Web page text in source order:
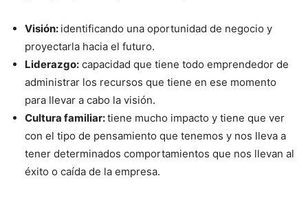
Visión: identificando una oportunidad de negocio y
proyectarla hacia el futuro.
Liderazgo: capacidad que tiene todo emprendedor de
administrar los recursos que tiene en ese momento
para llevar a cabo la visión.
Cultura familiar:tiene mucho impacto y tiene que ver
con el tipo de pensamiento que tenemos y nos lleva a
tener determinados comportamientos que nos llevan al
éxito o caída de la empresa.